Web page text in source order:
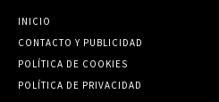
INICIO
CONTACTO Y PUBLICIDAD
POLÍTICA DE COOKIES
POLÍTICA DE PRIVACIDAD